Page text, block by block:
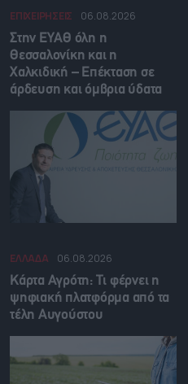
ΕΠΙΧΕΙΡΗΣΕΙΣ 06.08.2026
Στην ΕΥΑΘ όλη η
Θεσσαλονίκη και η
Χαλκιδική – Επέκταση σε
άρδευση και όμβρια ύδατα
ΕΛΛΑΔΑ 06.08.2026
Κάρτα Αγρότη: Τι φέρνει η
ψηφιακή πλατφόρμα από τα
τέλη Αυγούστου